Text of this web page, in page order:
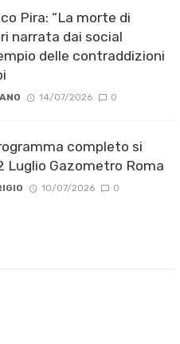
Pira: “La morte di
narrata dai social
delle contraddizioni
14/07/2026 0
completo si
Luglio Gazometro Roma
10/07/2026 0